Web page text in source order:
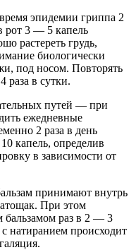
эпидемии гриппа 2
рот 3 — 5 капель
растереть грудь,
биологически
под носом. Повторять
раза в сутки.
путей — при
ежедневные
2 раза в день
капель, определив
в зависимости от
принимают внутрь
При этом
бальзамом раз в 2 — 3
натиранием происходит